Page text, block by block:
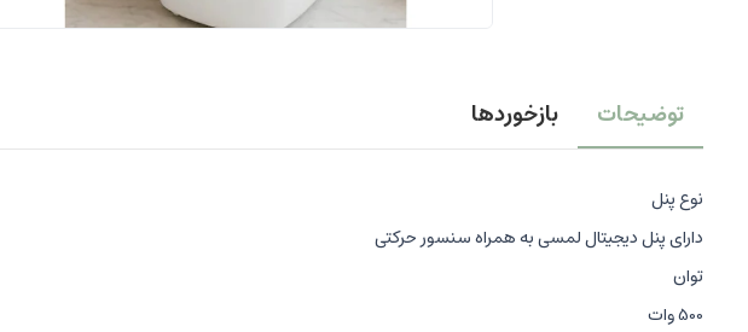
توضیحات بازخوردها
نوع پنل
دارای پنل دیجیتال لمسی به همراه سنسور حرکتی
توان
500 وات